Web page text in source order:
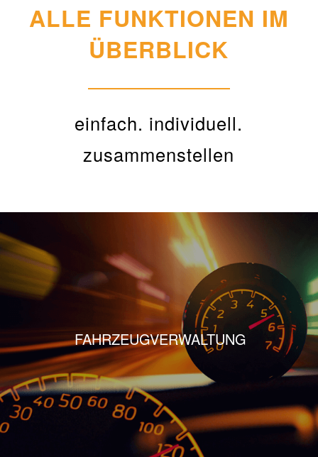
ALLE FUNKTIONEN IM
ÜBERBLICK
einfach. individuell.
zusammenstellen
FAHRZEUGVERWALTUNG